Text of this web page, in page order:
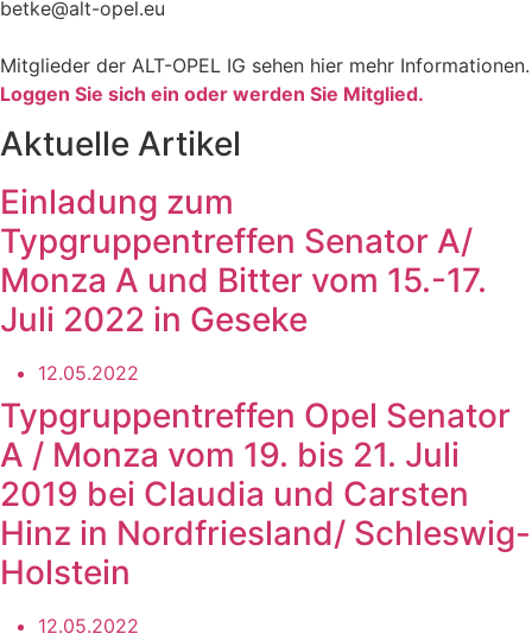
betke@alt-opel.eu
Mitglieder der ALT-OPEL IG sehen hier mehr Informationen.
Loggen Sie sich ein oder werden Sie Mitglied.
Aktuelle Artikel
Einladung zum
Typgruppentreffen Senator A/
Monza A und Bitter vom 15.-17.
Juli 2022 in Geseke
12.05.2022
Typgruppentreffen Opel Senator
A / Monza vom 19. bis 21. Juli
2019 bei Claudia und Carsten
Hinz in Nordfriesland/ Schleswig-
Holstein
12.05.2022